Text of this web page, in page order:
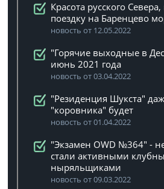
Красота русского
поездку на Баренцево
новость от 12.05.2022
"Горячие выходные в
июнь 2021 года
новость от 03.04.2022
"Резиденция Шукста"
"коровника" будет
новость от 01.04.2022
"Экзамен OWD №364" -
стали активными
ныряльщиками
новость от 09.03.2022